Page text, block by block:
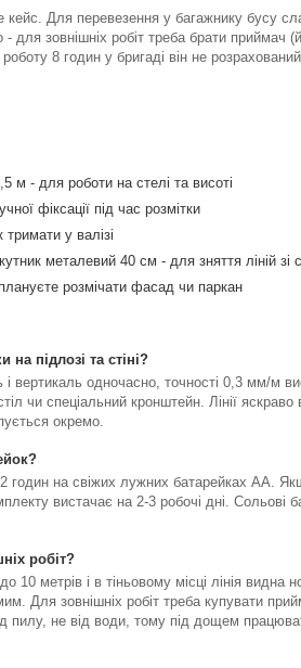
кейс. Для перевезення у багажнику бусу
для зовнішніх робіт треба брати приймач
8 годин у бригаді він не
м - для роботи на стелі та висоті
фіксації під час розмітки
у валізі
металевий 40 см - для зняття ліній зі
розмічати фасад чи паркан
підлозі та стіні?
і вертикаль одночасно, точності 0,3 мм/м
чи спеціальний кронштейн. Лінії
окремо.
годин на свіжих лужних батарейках АА.
вистачає на 2-3 робочі дні. Сольові
робіт?
10 метрів і в тіньовому місці лінія
Для зовнішніх робіт треба купувати
пилу, не від води, тому під дощем